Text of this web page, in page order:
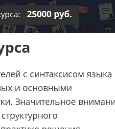
25000 руб.
с синтаксисом языка
и основными
Значительное